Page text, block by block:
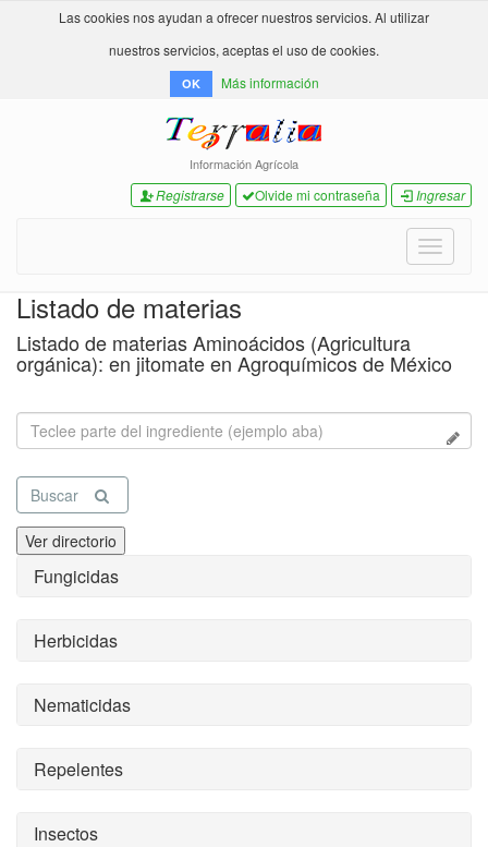
Las cookies nos ayudan a ofrecer nuestros servicios. Al utilizar
nuestros servicios, aceptas el uso de cookies.
OK Más información
Información Agrícola
Registrarse Olvide mi contraseña Ingresar
Toggle
Listado de materias
Listado de materias Aminoácidos (Agricultura
orgánica): en jitomate en Agroquímicos de México
Buscar
Ver directorio
Fungicidas
Herbicidas
Nematicidas
Repelentes
Insectos